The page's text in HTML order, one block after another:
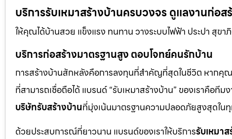
บริการรับเหมาสร้างบ้านครบวงจร ดูแลงานก่อ
ให้คุณได้บ้านสวย แข็งแรง ทนทาน วางระบบไฟฟ้า ประปา สุข
บริการก่อสร้างมาตรฐานสูง ตอบโจทย์คนรักบ้าน
การสร้างบ้านสักหลังคือการลงทุนที่สำคัญที่สุดในชีวิต หากคุ
ที่สามารถเชื่อถือได้ แบรนด์ “รับเหมาสร้างบ้าน” ของเราคื
บริษัทรับสร้างบ้านที่มุ่งเน้นมาตรฐานความปลอดภัยสูงสุดในทุ
ด้วยประสบการณ์ที่ยาวนาน แบรนด์ของเราให้บริการรับเหมา